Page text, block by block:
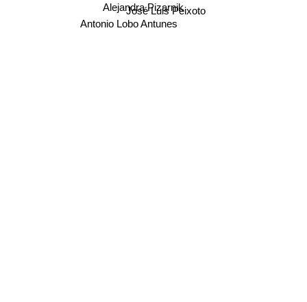
José Luis Peixoto
Antonio Lobo Antunes
Alejandra Pizarnik